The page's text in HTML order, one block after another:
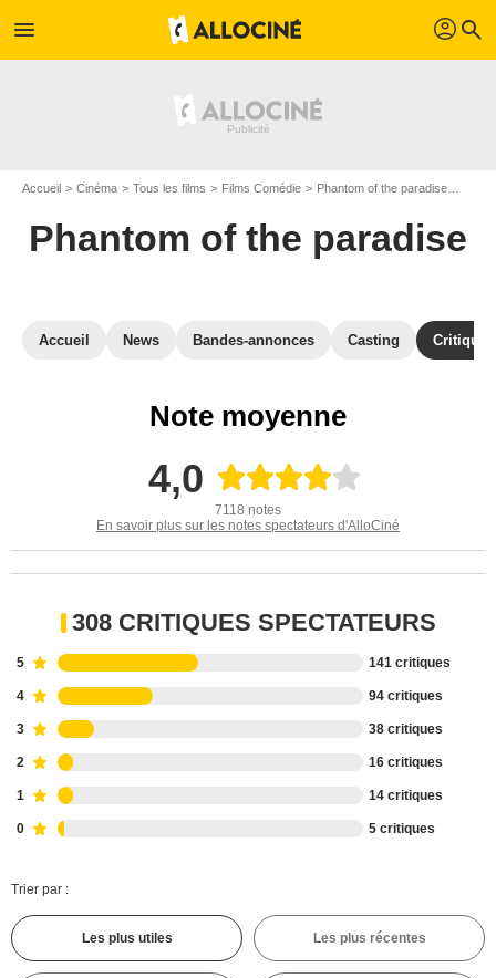
menu profil search
Accueil Cinéma Tous les films Films Comédie Phantom of the paradise
Phantom of the paradise
Accueil News Bandes-annonces Casting
Note moyenne
4,0
7118 notes
En savoir plus sur les notes spectateurs d'AlloCiné
308 CRITIQUES SPECTATEURS
5 141 critiques
4 94 critiques
3 38 critiques
2 16 critiques
1 14 critiques
0 5 critiques
Trier par :
Les plus utiles Les plus récentes